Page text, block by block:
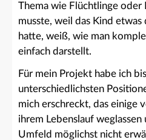
Thema wie Flüchtlinge
musste, weil das Kind
hatte, weiß, wie man
einfach darstellt.
Für mein Projekt habe ich
unterschiedlichsten
mich erschreckt, das einige
ihrem Lebenslauf
Umfeld möglichst nicht